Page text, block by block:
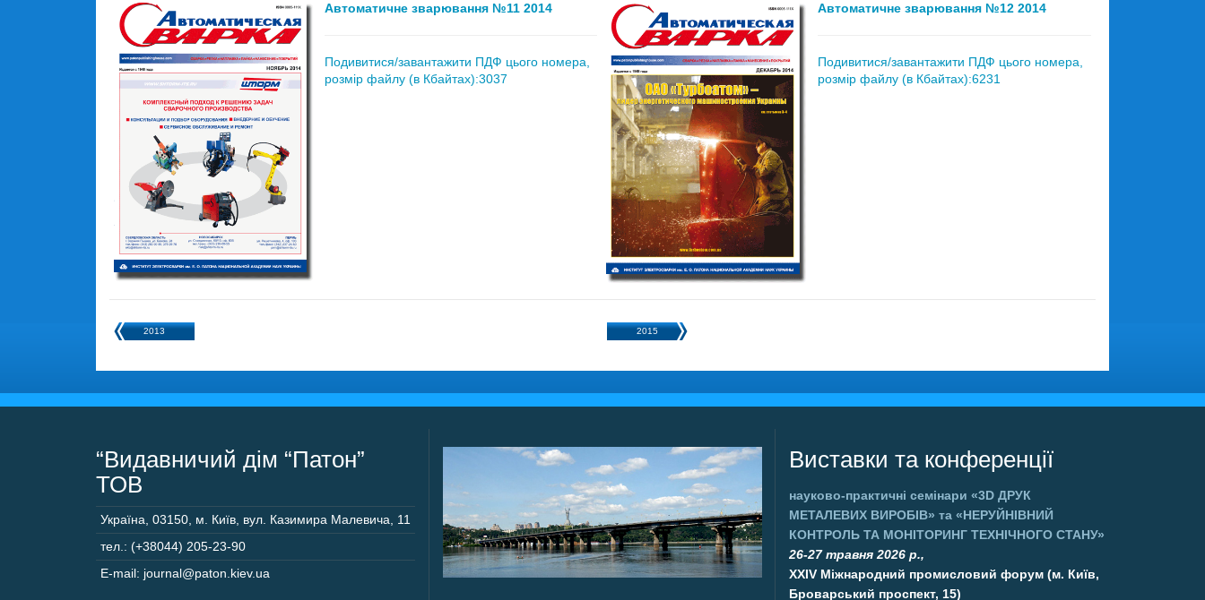
Автоматичне зварювання №11 2014
Подивитися/завантажити ПДФ цього номера,
розмір файлу (в Кбайтах):3037
Автоматичне зварювання №12 2014
Подивитися/завантажити ПДФ цього номера,
розмір файлу (в Кбайтах):6231
2013 2015
“Видавничий дім “Патон”
ТОВ
Україна 03150 м. Київ, вул. Казимира Малевича, 11
тел.: (+38044) 205-23-90
E-mail: journal@paton.kiev.ua
Виставки та конференції
науково-практичні семінари«3D ДРУК
МЕТАЛЕВИХ ВИРОБІВ» та«НЕРУЙНІВНИЙ
КОНТРОЛЬ ТА МОНІТОРИНГ ТЕХНІЧНОГО СТАНУ»
26-27 травня 2026 р.,
XXIV Міжнародний промисловий форум (м. Київ,
Броварський проспект, 15)